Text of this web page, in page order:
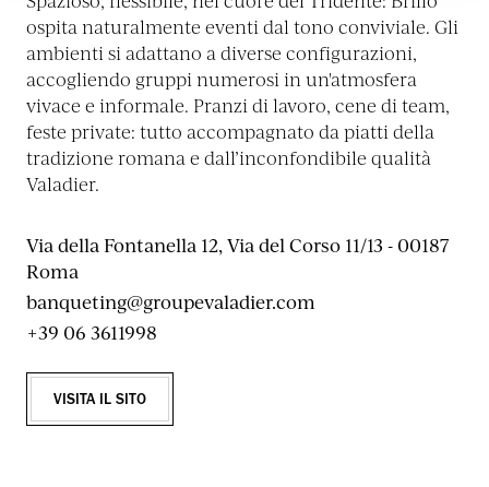
ospita naturalmente eventi dal tono conviviale. Gli
ambienti si adattano a diverse configurazioni,
accogliendo gruppi numerosi in un'atmosfera
vivace e informale. Pranzi di lavoro, cene di team,
feste private: tutto accompagnato da piatti della
tradizione romana e dall’inconfondibile qualità
Valadier.
Via della Fontanella 12, Via del Corso 11/13 - 00187
Roma
banqueting@groupevaladier.com
+39 06 3611998
VISITA IL SITO